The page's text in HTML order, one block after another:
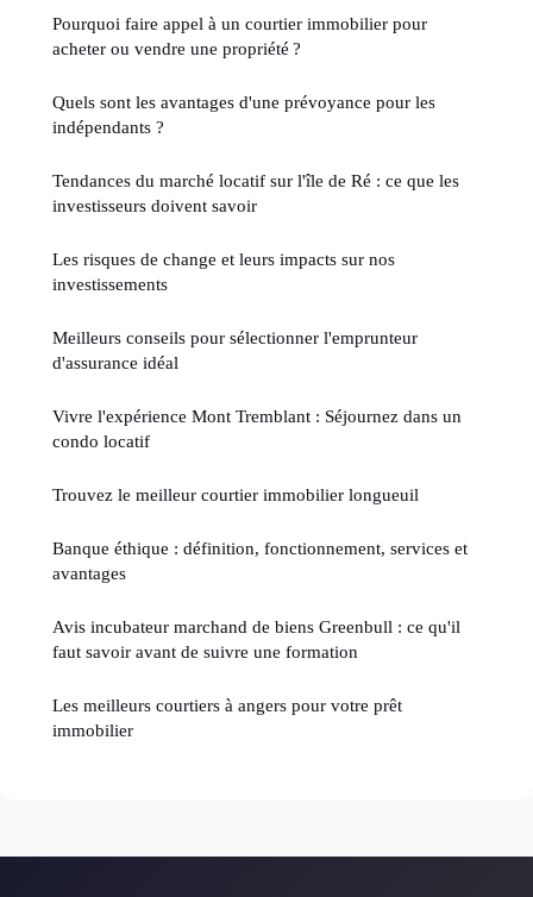
Pourquoi faire appel à un courtier immobilier pour
acheter ou vendre une propriété ?
Quels sont les avantages d'une prévoyance pour les
indépendants ?
Tendances du marché locatif sur l'île de Ré : ce que les
investisseurs doivent savoir
Les risques de change et leurs impacts sur nos
investissements
Meilleurs conseils pour sélectionner l'emprunteur
d'assurance idéal
Vivre l'expérience Mont Tremblant : Séjournez dans un
condo locatif
Trouvez le meilleur courtier immobilier longueuil
Banque éthique : définition, fonctionnement, services et
avantages
Avis incubateur marchand de biens Greenbull : ce qu'il
faut savoir avant de suivre une formation
Les meilleurs courtiers à angers pour votre prêt
immobilier